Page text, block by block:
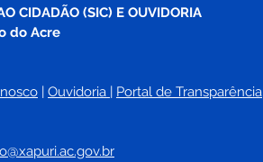
CIDADÃO (SIC) E OUVIDORIA
do Acre
| Ouvidoria | Portal de Transparência